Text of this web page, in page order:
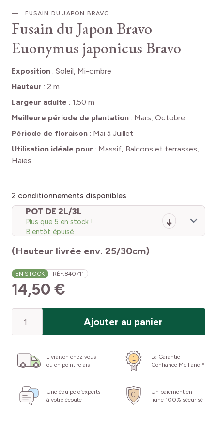
FUSAIN DU JAPON BRAVO
Fusain du Japon Bravo
Euonymus japonicus Bravo
Exposition : Soleil, Mi-ombre
Hauteur : 2 m
Largeur adulte : 1.50 m
Meilleure période de plantation : Mars, Octobre
Période de floraison : Mai à Juillet
Utilisation idéale pour : Massif, Balcons et terrasses,
Haies
2 conditionnements disponibles
POT DE 2L/3L
Plus que 5 en stock !
Bientôt épuisé
(Hauteur livrée env. 25/30cm)
EN STOCK RÉF.840711
14,50 €
Ajouter au panier
Livraison chez vous
ou en point relais
La Garantie
Confiance Meilland *
Une équipe d’experts
à votre écoute
Un paiement en
ligne 100% sécurisé